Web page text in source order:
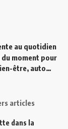
au quotidien
moment pour
être, auto…
articles
dans la